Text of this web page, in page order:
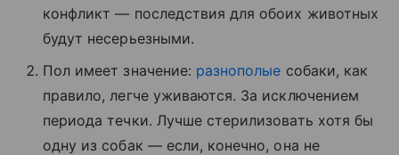
конфликт — последствия для обоих животных
будут несерьезными.
Пол имеет значение: разнополые собаки, как
правило, легче уживаются. За исключением
периода течки. Лучше стерилизовать хотя бы
одну из собак — если, конечно, она не